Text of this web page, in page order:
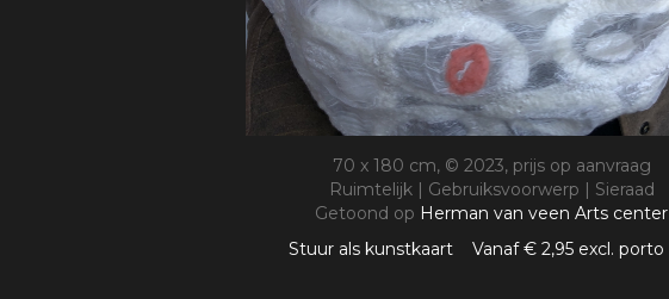
70 x 180 cm, © 2023, prijs op aanvraag
Ruimtelijk | Gebruiksvoorwerp | Sieraad
Getoond op Herman van veen Arts center
Stuur als kunstkaart Vanaf € 2,95 excl. porto